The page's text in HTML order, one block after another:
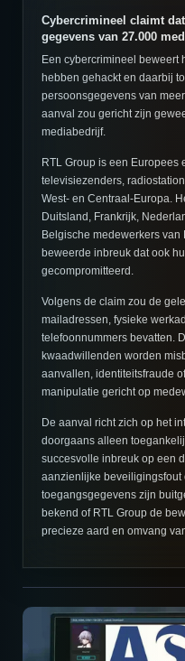
Cybercrimineel claimt
gegevens van 27.000
Een cybercrimineel beweert
hebben gehackt en daarbij
persoonsgegevens van
aanval zou gericht zijn
mediabedrijf.
RTL Group is een Europees
televisiezenders,
West- en Centraal-Europa.
Duitsland, Frankrijk,
Belgische medewerkers van
beweerde inbreuk dat ook
gecompromitteerd.
Volgens de claim zou de
mailadressen, fysieke
telefoonnummers bevatten.
kwaadwillenden worden
aanvallen, identiteitsfraude
manipulatie gericht op
De aanval richt zich op het
doorgaans alleen
succesvolle inbreuk op een
aanzienlijke beveiligingsfout
toegangsgegevens zijn
bekend of RTL Group de
precieze aard en omvang